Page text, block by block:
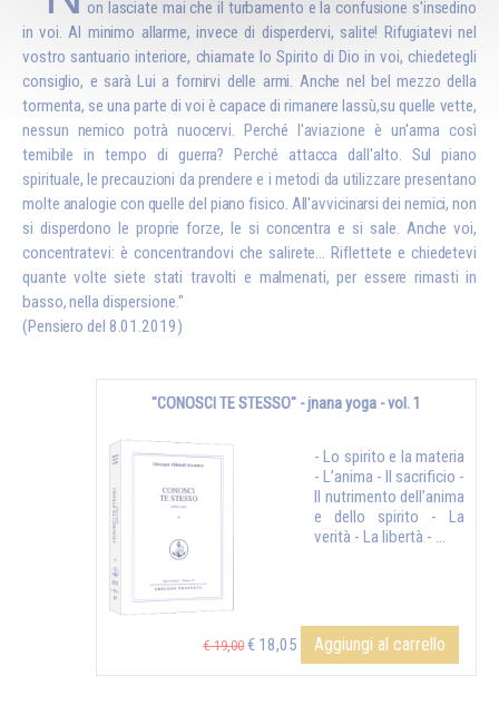
on lasciate mai che il turbamento e la confusione s'insedino
in voi. Al minimo allarme, invece di disperdervi, salite! Rifugiatevi nel
vostro santuario interiore, chiamate lo Spirito di Dio in voi, chiedetegli
consiglio, e sarà Lui a fornirvi delle armi. Anche nel bel mezzo della
tormenta, se una parte di voi è capace di rimanere lassù,su quelle vette,
nessun nemico potrà nuocervi. Perché l'aviazione è un'arma così
temibile in tempo di guerra? Perché attacca dall'alto. Sul piano
spirituale, le precauzioni da prendere e i metodi da utilizzare presentano
molte analogie con quelle del piano fisico. All'avvicinarsi dei nemici, non
si disperdono le proprie forze, le si concentra e si sale. Anche voi,
concentratevi: è concentrandovi che salirete... Riflettete e chiedetevi
quante volte siete stati travolti e malmenati, per essere rimasti in
basso, nella dispersione."
(Pensiero del 8.01.2019)
"CONOSCI TE STESSO" - jnana yoga - vol. 1
- Lo spirito e la materia
- L’anima - Il sacrificio -
Il nutrimento dell’anima
e dello spirito - La
verità - La libertà - ...
€ 19,00 € 18,05 Aggiungi al carrello